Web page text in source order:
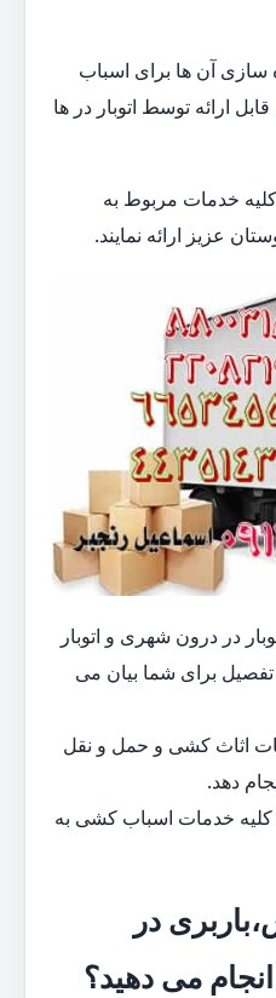
سازی آن ها برای اسباب
ارائه توسط اتوبار در ها
خدمات مربوط به
عزیز ارائه نمایند.
در درون شهری و اتوبار
برای شما بیان می
اثاث کشی و حمل و نقل
دهد.
کلیه خدمات اسباب کشی به
در
می دهید؟